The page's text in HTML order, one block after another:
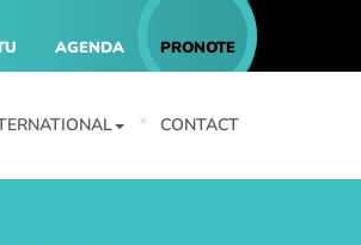
PRONOTE
AGENDA
CONTACT